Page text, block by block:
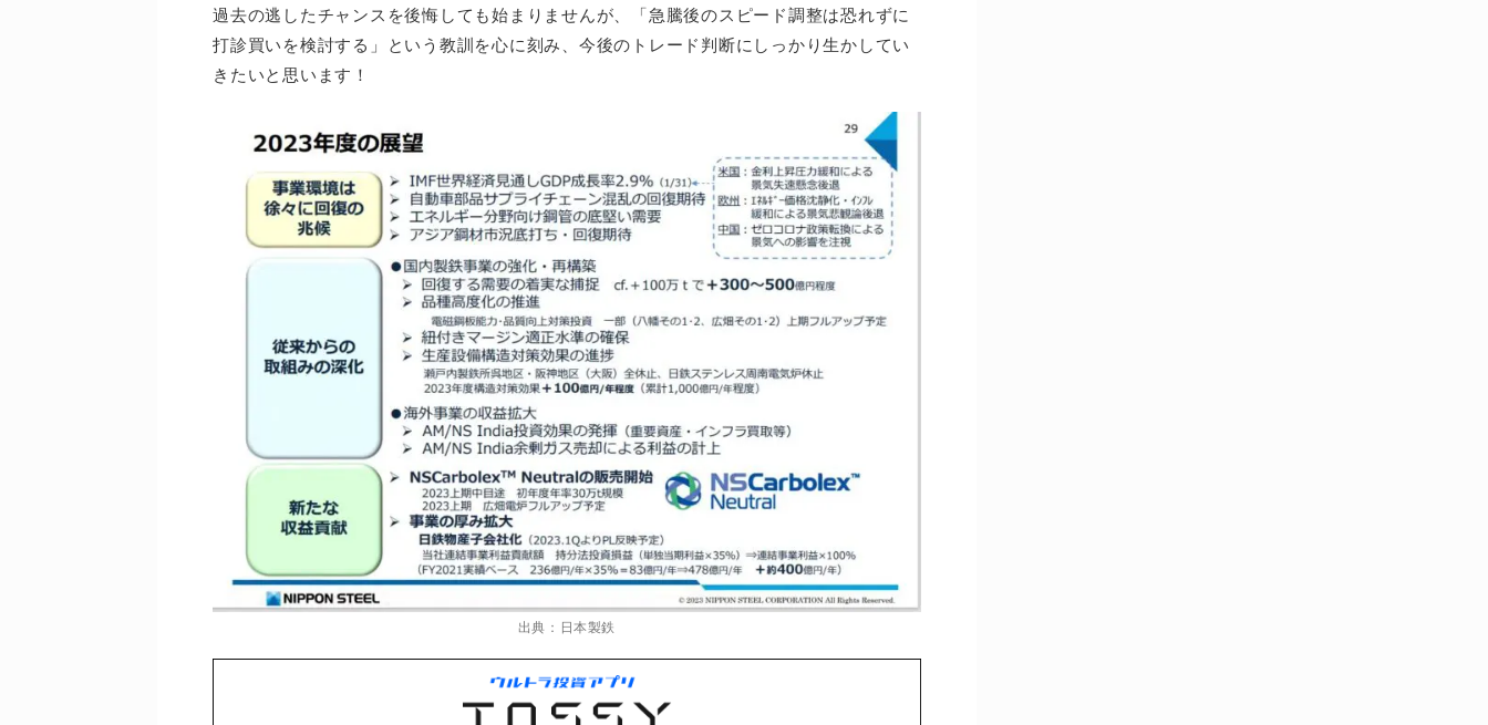
過去の逃したチャンスを後悔しても始まりませんが、「急騰後のスピード調整は恐れずに
打診買いを検討する」という教訓を心に刻み、今後のトレード判断にしっかり生かしてい
きたいと思います！
出典：日本製鉄